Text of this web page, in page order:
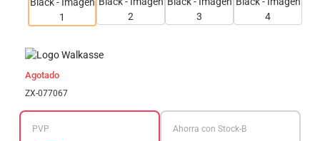
Agotado
ZX-077067
PVP Ahorra con Stock-B